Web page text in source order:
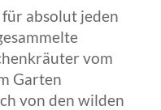
absolut jeden
vom
Garten
von den wilden